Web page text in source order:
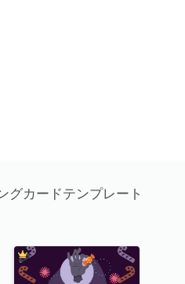
グカードテンプレート